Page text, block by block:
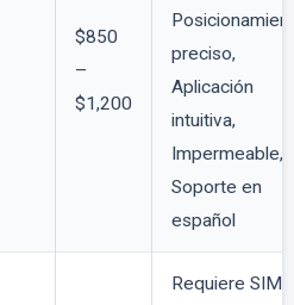
$850
–
$1,200
preciso,
Aplicación
intuitiva,
Impermeable,
Soporte en
español
Requiere SIM